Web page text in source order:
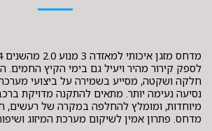
לספק קירור מהיר ויעיל גם בימי הקיץ החמים.
חלקה ושקטה, מסייע בשמירה על ביצועי מערכת
נסיעה נעימה יותר. מתאים להתקנה מדויקת
מיוחדות, ומומלץ להחלפה במקרה של רעשים,
מדחס. פתרון אמין לשיקום מערכת המיזוג